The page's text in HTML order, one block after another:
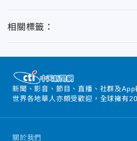
相關標籤：
新聞、影音、節目、直播、社群及
世界各地華人亦頗受歡迎，全球擁有
關於我們